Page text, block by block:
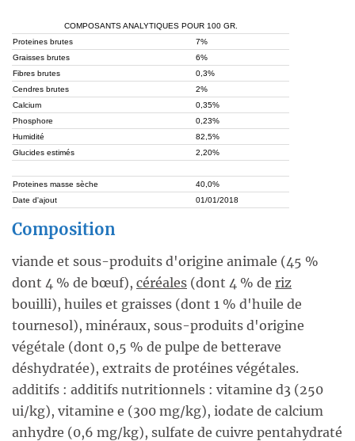
COMPOSANTS ANALYTIQUES POUR 100 GR.
Proteines brutes
7%
Graisses brutes
6%
Fibres brutes
0,3%
Cendres brutes
2%
Calcium
0,35%
Phosphore
0,23%
Humidité
82,5%
Glucides estimés
2,20%
Proteines masse sèche
40,0%
Date d'ajout
01/01/2018
Composition
viande et sous-produits d'origine animale (45 %
dont 4 % de bœuf), céréales (dont 4 % de riz
bouilli), huiles et graisses (dont 1 % d'huile de
tournesol), minéraux, sous-produits d'origine
végétale (dont 0,5 % de pulpe de betterave
déshydratée), extraits de protéines végétales.
additifs : additifs nutritionnels : vitamine d3 (250
ui/kg), vitamine e (300 mg/kg), iodate de calcium
anhydre (0,6 mg/kg), sulfate de cuivre pentahydraté